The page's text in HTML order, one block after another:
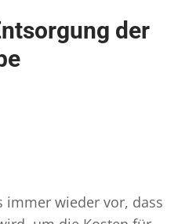
der
immer wieder vor, dass